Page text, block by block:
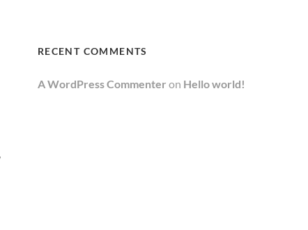
RECENT COMMENTS
A WordPress Commenter on Hello world!